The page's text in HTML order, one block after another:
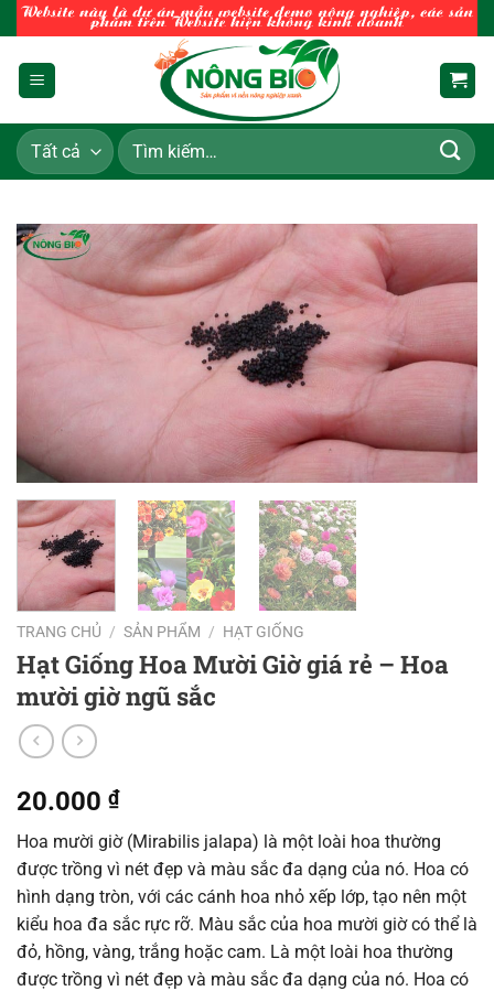
Chuyển
đến
nội
dung
Tìm
kiếm:
TRANG CHỦ / SẢN PHẨM / HẠT GIỐNG
Hạt Giống Hoa Mười Giờ giá rẻ – Hoa
mười giờ ngũ sắc
20.000 ₫
Hoa mười giờ (Mirabilis jalapa) là một loài hoa thường
được trồng vì nét đẹp và màu sắc đa dạng của nó. Hoa có
hình dạng tròn, với các cánh hoa nhỏ xếp lớp, tạo nên một
kiểu hoa đa sắc rực rỡ. Màu sắc của hoa mười giờ có thể là
đỏ, hồng, vàng, trắng hoặc cam. Là một loài hoa thường
được trồng vì nét đẹp và màu sắc đa dạng của nó. Hoa có